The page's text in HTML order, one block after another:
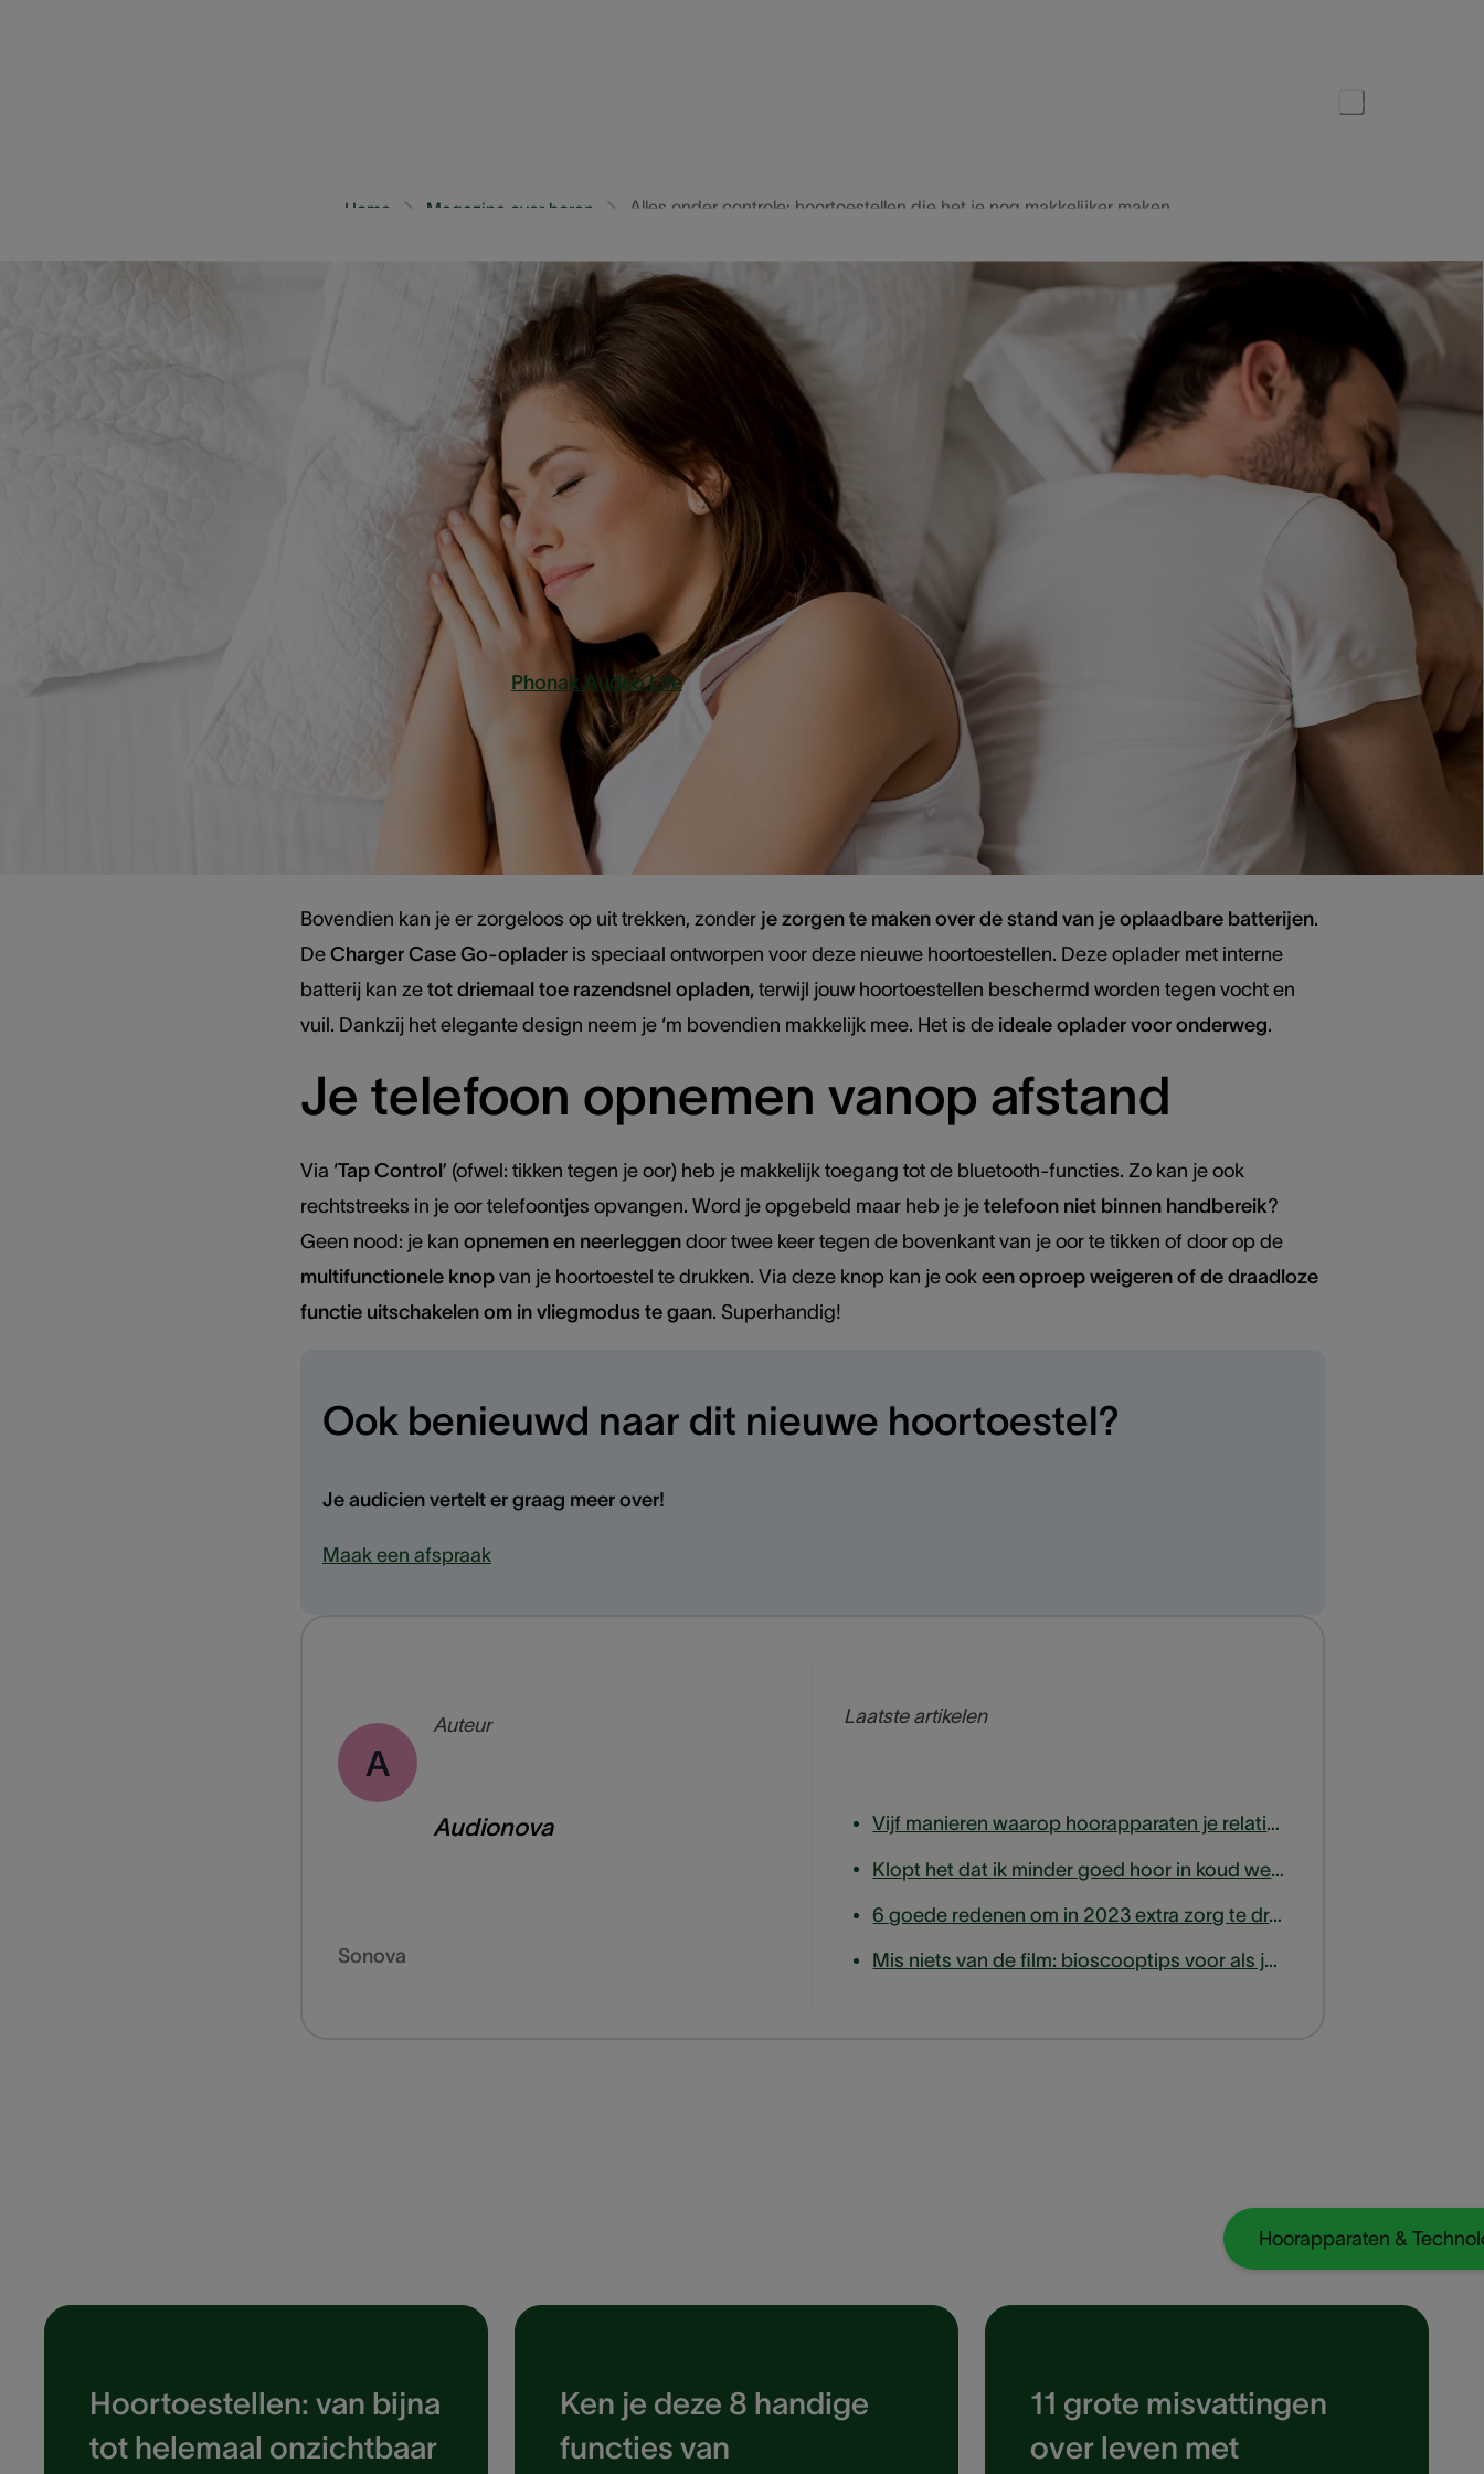
Alles onder controle: hoortoestellen die het je nog makkelijker maken
Magazine over horen
Home
Nooit meer stress over vocht in je hoorapparaten, de stand van je batterijen of waar je telefoon zich bevindt. Onze
nieuwste hoortoestellen vergemakkelijken je leven in elke situatie!
Water, zweet? Geen probleem voor de
Audéo Life!
Baantjes trekken, een ochtendloopje, herfstbui of alweer een hittegolf? Waar je je normaal zorgen zou maken over
risico van vocht in je hoortoestellen, is dit met het eerste water- en zweetbestendige oplaadbare hoortoestel
ter
wereld verleden tijd. De
Phonak Audéo Lifekantot 50 centimeter diep
ondergedompeld worden in zoet-, zout- of
zwemwater terwijl je blijft genieten van een helder en natuurlijk geluid. Het ultieme toestel dus voor wie een
actieve
Opladen onderweg
Bovendien kan je er zorgeloos op uit trekken, zonder je zorgen te maken over de stand van je oplaadbare batterijen.
De Charger Case Go-opladeris speciaal ontworpen voor deze nieuwe hoortoestellen. Deze oplader met interne
batterij kan zetot driemaal toe razendsnel opladen,terwijl jouw hoortoestellen beschermd worden tegen vocht en
vuil. Dankzij het elegante design neem je ‘m bovendien makkelijk mee. Het is deideale oplader voor onderweg.
Je telefoon opnemen vanop afstand
Via ‘Tap Control ’ (ofwel: tikken tegen je oor) heb je makkelijk toegang tot de bluetooth-functies. Zo kan je ook
rechtstreeks in je oor telefoontjes opvangen. Word je opgebeld maar heb je je telefoon niet binnen handbereik?
Geen nood: je kan opnemen en neerleggen door twee keer tegen de bovenkant van je oor te tikken of door op de
multifunctionele knopvan je hoortoestel te drukken. Via deze knop kan je ook een oproep weigeren of de draadloze
functie uitschakelen om in vliegmodus te gaan. Superhandig!
Ook benieuwd naar dit nieuwe hoortoestel?
Je audicien vertelt er graag meer over!
Maak een afspraak
A
Auteur
Audionova
Sonova
Laatste artikelen
Vijf manieren waarop hoorapparaten je relaties kunnen versterken
Klopt het dat ik minder goed hoor in koud weer?
6 goede redenen om in 2023 extra zorg te dragen voor je oren
Mis niets van de film: bioscooptips voor als je minder goed hoort
Hoorapparaten &
Hoortoestellen: van bijna
tot helemaal onzichtbaar
Ken je deze 8 handige
functies van
11 grote misvattingen
over leven met